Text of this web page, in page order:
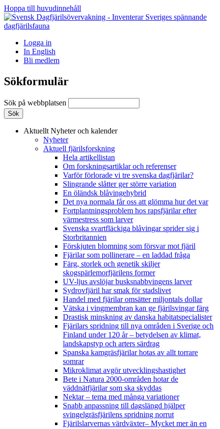
Hoppa till huvudinnehåll
Logga in
In English
Bli medlem
Sökformulär
Sök på webbplatsen
Aktuellt Nyheter och kalender
Nyheter
Aktuell fjärilsforskning
Hela artikellistan
Om forskningsartiklar och referenser
Varför förlorade vi tre svenska dagfjärilar?
Slingrande slåtter ger större variation
En öländsk blåvingehybrid
Det nya normala får oss att glömma hur det var
Fortplantningsproblem hos rapsfjärilar efter
värmestress som larver
Svenska svartfläckiga blåvingar sprider sig i
Storbritannien
Förskjuten blomning som försvar mot fjäril
Fjärilar som pollinerare – en laddad fråga
Färg, storlek och genetik skiljer
skogspärlemorfjärilens former
UV-ljus avslöjar busksnabbvingens larver
Sydrovfjäril har smak för stadslivet
Handel med fjärilar omsätter miljontals dollar
Vätska i vingmembran kan ge fjärilsvingar färg
Drastisk minskning av danska habitatspecialister
Fjärilars spridning till nya områden i Sverige och
Finland under 120 år– betydelsen av klimat,
landskapstyp och arters särdrag
Spanska kamgräsfjärilar hotas av allt torrare
somrar
Mikroklimat avgör utvecklingshastighet
Bete i Natura 2000-områden hotar de
väddnätfjärilar som ska skyddas
Nektar – tema med många variationer
Snabb anpassning till dagslängd hjälper
svingelgräsfjärilens spridning norrut
Fjärilslarvernas värdväxter– Mycket mer än en